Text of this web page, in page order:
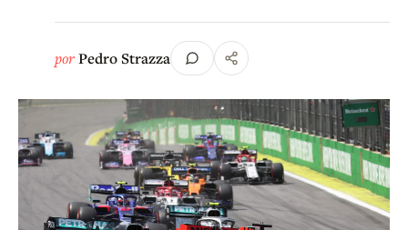
porPedro Strazza